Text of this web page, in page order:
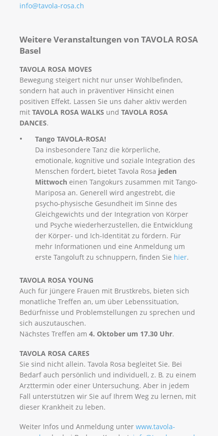
info@tavola-rosa.ch
Weitere Veranstaltungen von TAVOLA ROSA
Basel
TAVOLA ROSA MOVES
Bewegung steigert nicht nur unser Wohlbefinden,
sondern hat auch in präventiver Hinsicht einen
positiven Effekt. Lassen Sie uns daher aktiv werden
mit ​TAVOLA ROSA WALKS und ​​ TAVOLA ROSA
DANCES.
Tango TAVOLA-ROSA!
Da insbesondere Tanz die körperliche,
emotionale, kognitive und soziale Integration des
Menschen fördert, bietet Tavola Rosa jeden
Mittwoch einen Tangokurs zusammen mit Tango-
Mariposa an. Generell wird angestrebt, die
psycho-physische Gesundheit im Sinne des
Gleichgewichts und der Integration von Körper
und Psyche wiederherzustellen, die Entwicklung
der Körper- und Ich-Identität zu fördern. Für
mehr Informationen und eine Anmeldung um
erste Tangoluft zu schnuppern, finden Sie hier.
TAVOLA ROSA YOUNG
Auch für jüngere Frauen mit Brustkrebs, bieten sich
monatliche Treffen an, um über Lebenssituation,
Bedürfnisse und Problemstellungen zu sprechen und
sich auszutauschen.
Nächstes Treffen am 4. Oktober um 17.30 Uhr.
TAVOLA ROSA CARES
Sie sind nicht allein. Tavola Rosa begleitet Sie. Bei
Bedarf auch persönlich und individuell, z. B. zu einem
Arzttermin oder einer Untersuchung. Aber in jedem
Fall unterstützen wir Sie auf Ihrem Weg zu lernen, mit
dieser Krankheit zu leben.
Weiter Infos und Anmeldung unter www.tavola-